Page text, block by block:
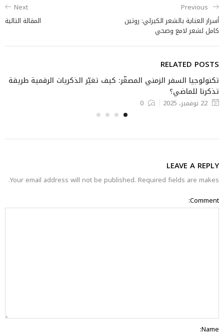
Previous
أسرار العناية بالشعر الكيرلي: روتين
كامل لشعر لامع وصحي
Next
المقالة التالية
RELATED POSTS
تكنولوجيا السفر الزمني المصغّر: كيف تغيّر الذكريات الرقمية طريقة
تذكرنا للماضي؟
22 نوفمبر، 2025 0
LEAVE A REPLY
Your email address will not be published. Required fields are makes.
Comment:
Name: